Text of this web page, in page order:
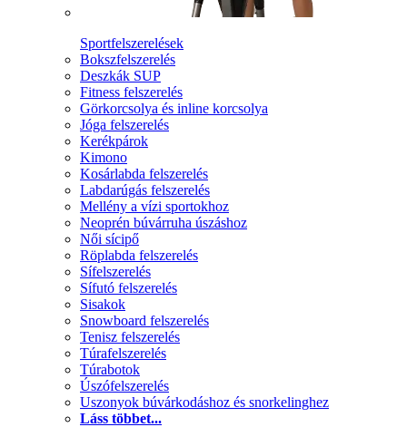
Sportfelszerelések
Bokszfelszerelés
Deszkák SUP
Fitness felszerelés
Görkorcsolya és inline korcsolya
Jóga felszerelés
Kerékpárok
Kimono
Kosárlabda felszerelés
Labdarúgás felszerelés
Mellény a vízi sportokhoz
Neoprén búvárruha úszáshoz
Női sícipő
Röplabda felszerelés
Sífelszerelés
Sífutó felszerelés
Sisakok
Snowboard felszerelés
Tenisz felszerelés
Túrafelszerelés
Túrabotok
Úszófelszerelés
Uszonyok búvárkodáshoz és snorkelinghez
Láss többet...